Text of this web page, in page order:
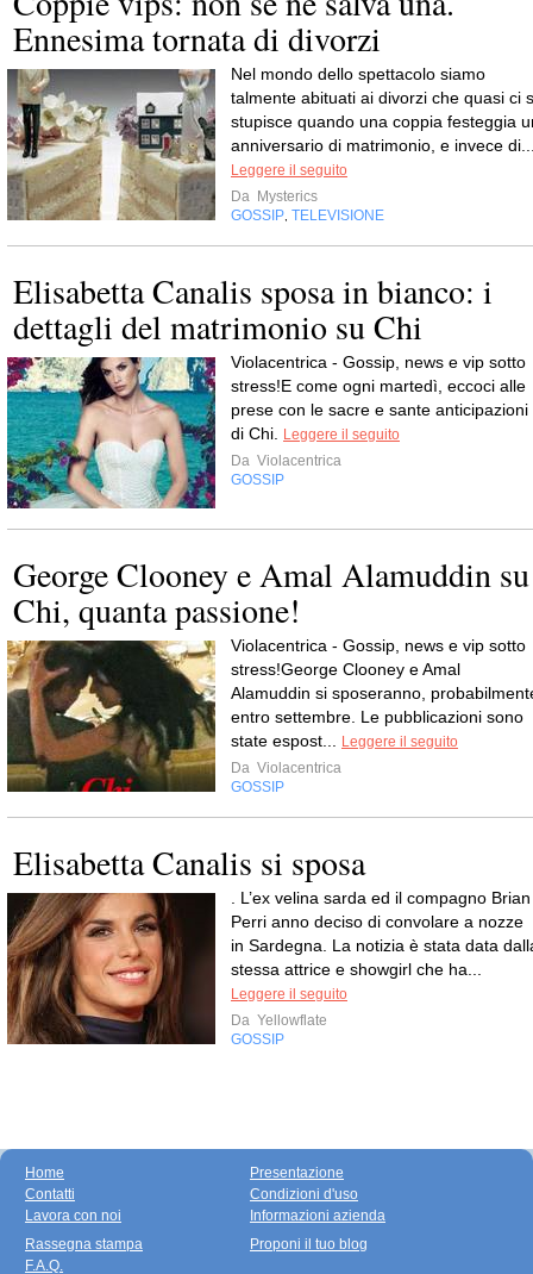
Ennesima tornata di divorzi
Nel mondo dello spettacolo siamo
talmente abituati ai divorzi che quasi ci
stupisce quando una coppia festeggia
anniversario di matrimonio, e invece
Leggere il seguito
Da Mysterics
GOSSIP TELEVISIONE
Elisabetta Canalis sposa in bianco: i
dettagli del matrimonio su Chi
Violacentrica - Gossip, news e vip sotto
stress!E come ogni martedì, eccoci alle
prese con le sacre e sante anticipazioni
di Chi.
Leggere il seguito
Da Violacentrica
GOSSIP
George Clooney e Amal Alamuddin su
Chi, quanta passione!
Violacentrica - Gossip, news e vip sotto
stress!George Clooney e Amal
Alamuddin si sposeranno,
entro settembre. Le pubblicazioni sono
state espost...
Leggere il seguito
Da Violacentrica
GOSSIP
Elisabetta Canalis si sposa
. L’ex velina sarda ed il compagno Brian
Perri anno deciso di convolare a nozze
in Sardegna. La notizia è stata data
stessa attrice e showgirl che ha...
Leggere il seguito
Da Yellowflate
GOSSIP
Home
Contatti
Lavora con noi
Presentazione
Condizioni d'uso
Informazioni azienda
Rassegna stampa
F.A.Q.
Proponi il tuo blog